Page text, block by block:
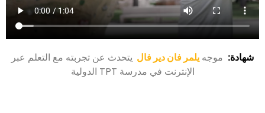
شهادة: موجه يلمر فان دير فال يتحدث عن تجربته مع التعلم عبر
الإنترنت في مدرسة TPT الدولية